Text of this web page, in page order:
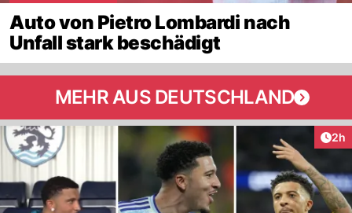
Auto von Pietro Lombardi nach
Unfall stark beschädigt
MEHR AUS DEUTSCHLAND
2h